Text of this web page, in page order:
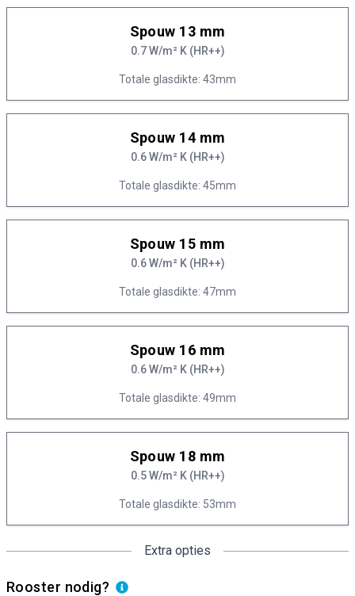
Spouw 13 mm
0.7 W/m² K (HR++)
Totale glasdikte: 43mm
Spouw 14 mm
0.6 W/m² K (HR++)
Totale glasdikte: 45mm
Spouw 15 mm
0.6 W/m² K (HR++)
Totale glasdikte: 47mm
Spouw 16 mm
0.6 W/m² K (HR++)
Totale glasdikte: 49mm
Spouw 18 mm
0.5 W/m² K (HR++)
Totale glasdikte: 53mm
Extra opties
Rooster nodig?